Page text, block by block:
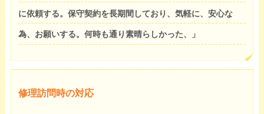
に依頼する。保守契約を長期間しており、気軽に、安心な
為、お願いする。何時も通り素晴らしかった、」
修理訪問時の対応